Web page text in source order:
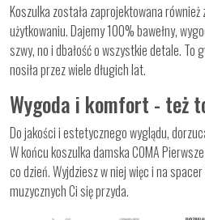
Koszulka została zaprojektowana
użytkowaniu. Dajemy 100% bawełny,
szwy, no i dbałość o wszystkie detale. To
nosiła przez wiele długich lat.
Wygoda i komfort - też
Do jakości i estetycznego wyglądu,
W końcu koszulka damska COMA
co dzień. Wyjdziesz w niej więc i na
muzycznych Ci się przyda.